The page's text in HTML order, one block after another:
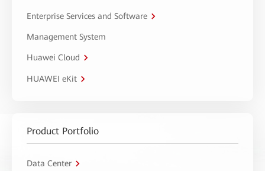
Enterprise Services and Software
Management System
Huawei Cloud
HUAWEI eKit
Product Portfolio
Data Center